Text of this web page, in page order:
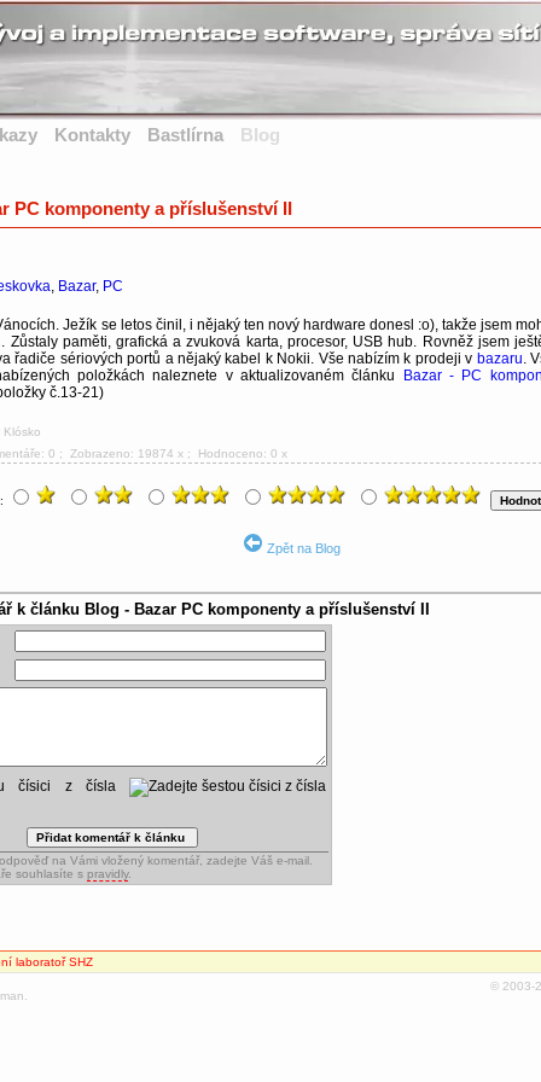
Kontakty Bastlírna Blog
PC komponenty a příslušenství II
, Bazar, PC
Ježík se letos činil, i nějaký ten nový hardware donesl :o), takže jsem
Zůstaly paměti, grafická a zvuková karta, procesor, USB hub. Rovněž jsem
řadiče sériových portů a nějaký kabel k Nokii. Vše nabízím k prodeji v bazaru.
položkách naleznete v aktualizovaném článku
Bazar - PC
č.13-21)
Klósko
0 ; Zobrazeno: 19874 x ; Hodnoceno: 0 x
Zpět na Blog
k článku Blog - Bazar PC komponenty a příslušenství II
čísici z čísla
na Vámi vložený komentář, zadejte Váš e-mail.
souhlasíte s pravidly.
laboratoř SHZ
©